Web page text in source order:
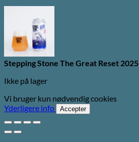
Stepping Stone The Great Reset 2025
Ikke på lager
Vi bruger kun nødvendig cookies
Yderligere info
Accepter